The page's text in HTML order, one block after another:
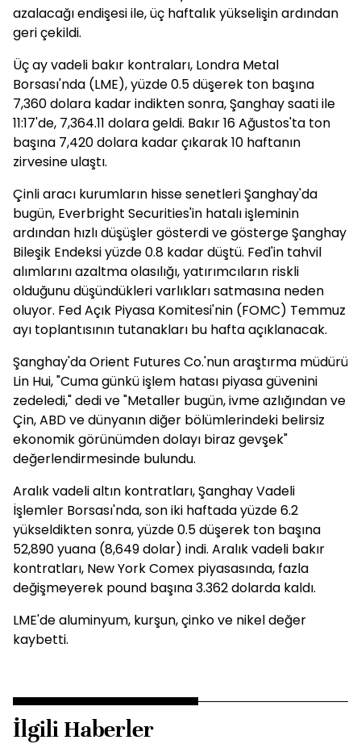
azalacağı endişesi ile, üç haftalık yükselişin ardından
geri çekildi.
Üç ay vadeli bakır kontraları, Londra Metal
Borsası'nda (LME), yüzde 0.5 düşerek ton başına
7,360 dolara kadar indikten sonra, Şanghay saati ile
11:17'de, 7,364.11 dolara geldi. Bakır 16 Ağustos'ta ton
başına 7,420 dolara kadar çıkarak 10 haftanın
zirvesine ulaştı.
Çinli aracı kurumların hisse senetleri Şanghay'da
bugün, Everbright Securities'in hatalı işleminin
ardından hızlı düşüşler gösterdi ve gösterge Şanghay
Bileşik Endeksi yüzde 0.8 kadar düştü. Fed'in tahvil
alımlarını azaltma olasılığı, yatırımcıların riskli
olduğunu düşündükleri varlıkları satmasına neden
oluyor. Fed Açık Piyasa Komitesi'nin (FOMC) Temmuz
ayı toplantısının tutanakları bu hafta açıklanacak.
Şanghay'da Orient Futures Co.'nun araştırma müdürü
Lin Hui, "Cuma günkü işlem hatası piyasa güvenini
zedeledi," dedi ve "Metaller bugün, ivme azlığından ve
Çin, ABD ve dünyanın diğer bölümlerindeki belirsiz
ekonomik görünümden dolayı biraz gevşek"
değerlendirmesinde bulundu.
Aralık vadeli altın kontratları, Şanghay Vadeli
İşlemler Borsası'nda, son iki haftada yüzde 6.2
yükseldikten sonra, yüzde 0.5 düşerek ton başına
52,890 yuana (8,649 dolar) indi. Aralık vadeli bakır
kontratları, New York Comex piyasasında, fazla
değişmeyerek pound başına 3.362 dolarda kaldı.
LME'de aluminyum, kurşun, çinko ve nikel değer
kaybetti.
İlgili Haberler